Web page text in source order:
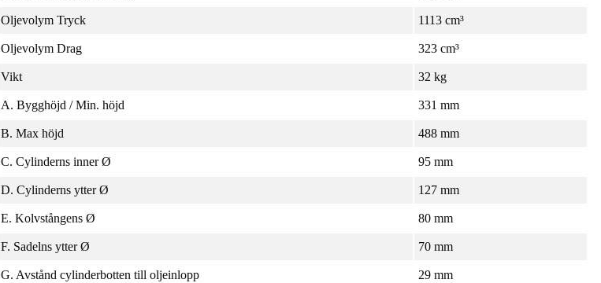
Oljevolym Tryck 1113 cm³
Oljevolym Drag 323 cm³
Vikt 32 kg
A. Bygghöjd / Min. höjd 331 mm
B. Max höjd 488 mm
C. Cylinderns inner Ø 95 mm
D. Cylinderns ytter Ø 127 mm
E. Kolvstångens Ø 80 mm
F. Sadelns ytter Ø 70 mm
G. Avstånd cylinderbotten till oljeinlopp 29 mm